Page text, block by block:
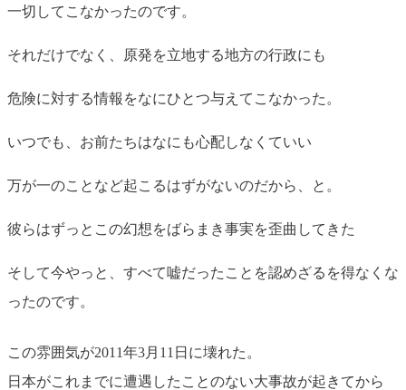
一切してこなかったのです。
それだけでなく、原発を立地する地方の行政にも
危険に対する情報をなにひとつ与えてこなかった。
いつでも、お前たちはなにも心配しなくていい
万が一のことなど起こるはずがないのだから、と。
彼らはずっとこの幻想をばらまき事実を歪曲してきた
そして今やっと、すべて嘘だったことを認めざるを得なくな
ったのです。
この雰囲気が2011年3月11日に壊れた。
日本がこれまでに遭遇したことのない大事故が起きてから